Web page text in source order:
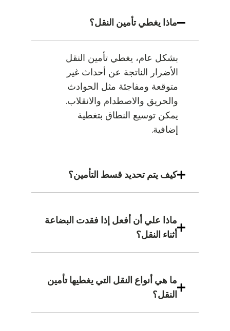
ماذا يغطي تأمين النقل؟
بشكل عام، يغطي تأمين النقل
الأضرار الناتجة عن أحداث غير
متوقعة ومفاجئة مثل الحوادث
والحريق والاصطدام والانقلاب.
يمكن توسيع النطاق بتغطية
إضافية.
كيف يتم تحديد قسط التأمين؟
ماذا علي أن أفعل إذا فقدت البضاعة
أثناء النقل؟
ما هي أنواع النقل التي يغطيها تأمين
النقل؟